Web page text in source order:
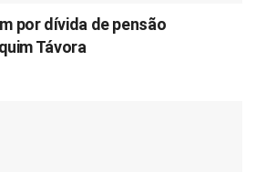
por dívida de pensão
Távora